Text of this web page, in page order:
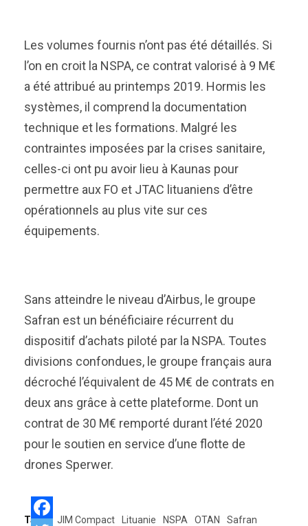
Les volumes fournis n’ont pas été détaillés. Si
l’on en croit la NSPA, ce contrat valorisé à 9 M€
a été attribué au printemps 2019. Hormis les
systèmes, il comprend la documentation
technique et les formations. Malgré les
contraintes imposées par la crises sanitaire,
celles-ci ont pu avoir lieu à Kaunas pour
permettre aux FO et JTAC lituaniens d’être
opérationnels au plus vite sur ces
équipements.
Sans atteindre le niveau d’Airbus, le groupe
Safran est un bénéficiaire récurrent du
dispositif d’achats piloté par la NSPA. Toutes
divisions confondues, le groupe français aura
décroché l’équivalent de 45 M€ de contrats en
deux ans grâce à cette plateforme. Dont un
contrat de 30 M€ remporté durant l’été 2020
pour le soutien en service d’une flotte de
drones Sperwer.
Tags: JIM Compact Lituanie NSPA OTAN Safran